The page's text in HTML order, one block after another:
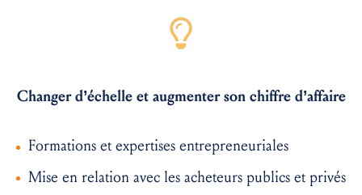
Changer d’échelle et augmenter son chiffre d’affaire
Formations et expertises entrepreneuriales
Mise en relation avec les acheteurs publics et privés